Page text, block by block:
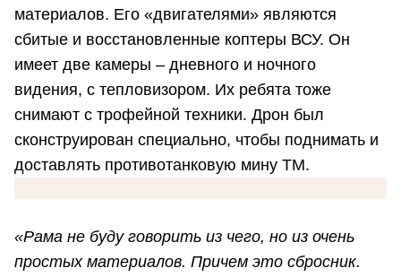
материалов. Его «двигателями» являются
сбитые и восстановленные коптеры ВСУ. Он
имеет две камеры – дневного и ночного
видения, с тепловизором. Их ребята тоже
снимают с трофейной техники. Дрон был
сконструирован специально, чтобы поднимать и
доставлять противотанковую мину ТМ.
«Рама не буду говорить из чего, но из очень
простых материалов. Причем это сбросник.